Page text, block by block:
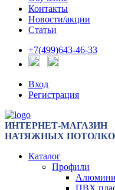
Контакты
Новости/акции
Статьи
+7(499)643-46-33
Вход
Регистрация
ИНТЕРНЕТ-МАГАЗИН
НАТЯЖНЫХ
Каталог
Профили
ПВХ